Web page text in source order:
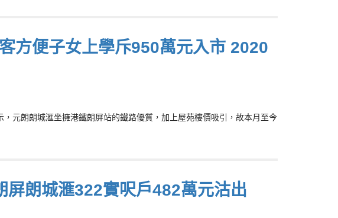
方便子女上學斥950萬元入市 2020
元朗朗城滙坐擁港鐵朗屏站的鐵路優質，加上屋苑樓價吸引，故本月至今
朗城滙322實呎戶482萬元沽出